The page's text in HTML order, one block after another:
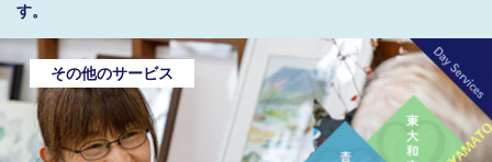
す。
その他のサービス